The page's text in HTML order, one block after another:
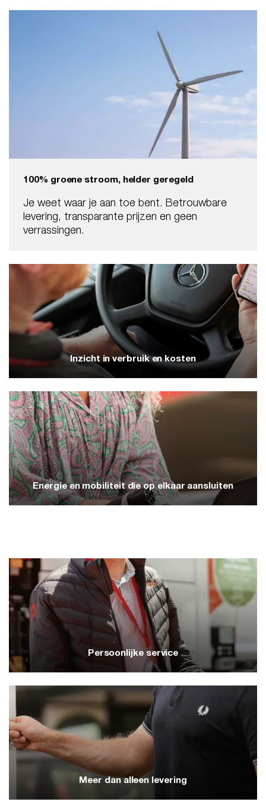
100% groene stroom, helder geregeld
Je weet waar je aan toe bent. Betrouwbare
levering, transparante prijzen en geen
verrassingen.
Inzicht in verbruik en kosten
Inzicht in verbruik en kosten
Via Mijn AVIA Energie zie je realtime wat je
verbruikt, wanneer je pieken hebt en wat het
kost. Zo kun je gericht bijsturen.
Energie en mobiliteit die op elkaar aansluiten
via AVIA. Dat is efficiënt en overzichtelijk.
Persoonlijke service
Persoonlijke service
Direct contact met onze klantenservice.
Meer dan alleen levering